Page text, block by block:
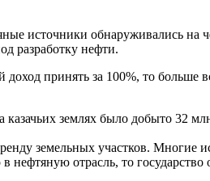
источники обнаруживались на
разработку нефти.
принять за 100%, то больше
казачьих землях было добыто 32
земельных участков. Многие
нефтяную отрасль, то